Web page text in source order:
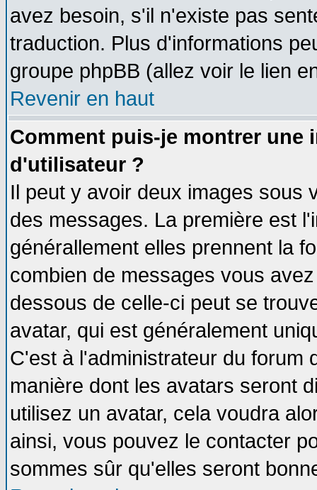
avez besoin, s'il n'existe pas
traduction. Plus d'informations
groupe phpBB (allez voir le lien
Revenir en haut
Comment puis-je montrer une
d'utilisateur ?
Il peut y avoir deux images sous
des messages. La première est
générallement elles prennent la
combien de messages vous
dessous de celle-ci peut se
avatar, qui est généralement
C'est à l'administrateur du forum
manière dont les avatars seront
utilisez un avatar, cela voudra
ainsi, vous pouvez le contacter
sommes sûr qu'elles seront